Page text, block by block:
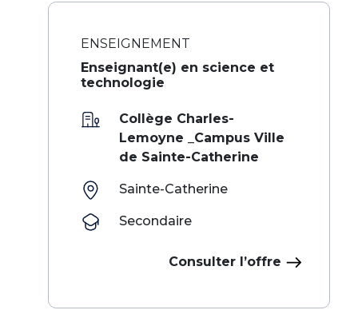
ENSEIGNEMENT
Enseignant(e) en science et
technologie
Collège Charles-
Lemoyne _Campus Ville
de Sainte-Catherine
Sainte-Catherine
Secondaire
Consulter l’offre